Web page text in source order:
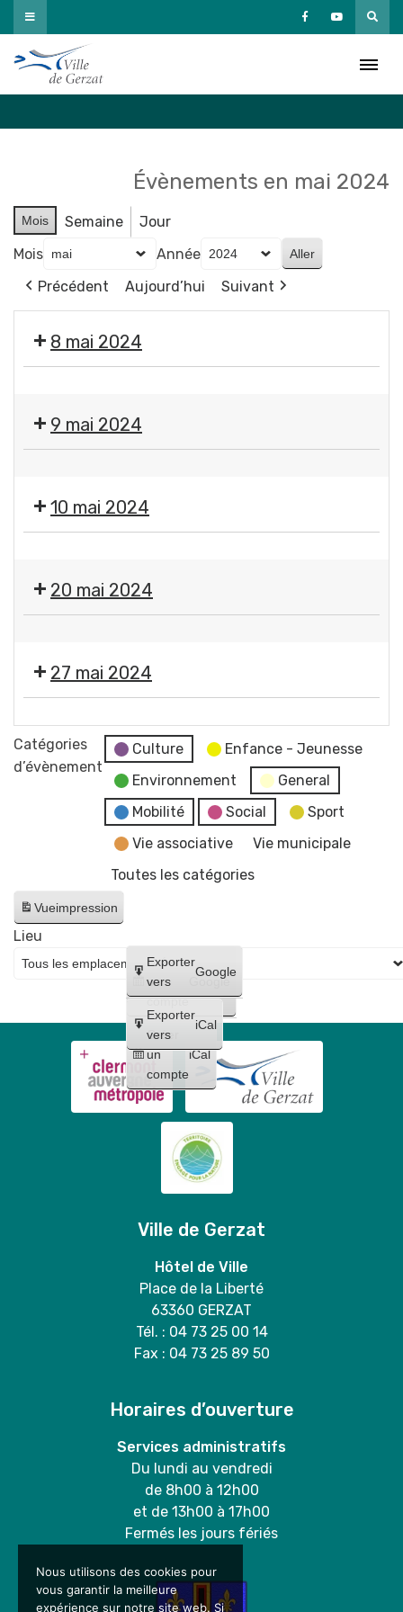
Passer
au
contenu
Évènements en mai 2024
Mois Semaine
Jour
Mois
Année
Précédent
Aujourd’hui Suivant
8 mai 2024
des
services
9 mai 2024
des
services
10 mai 2024
des
services
20 mai 2024
des
services
municipaux
27 mai 2024
France
Services
Catégories
d’évènement
Culture
Enfance - Jeunesse
Environnement
General
Mobilité
Social
Sport
Vie associative
Vie municipale
Toutes les catégories
Vueimpression
Créer
un
compte
Google
Créer
un
compte
iCal
Exporter
vers
Google
Exporter
vers
iCal
Lieu
Ville de Gerzat
Hôtel de Ville
Place de la Liberté
63360 GERZAT
Tél. : 04 73 25 00 14
Fax : 04 73 25 89 50
Horaires d’ouverture
Services administratifs
Du lundi au vendredi
de 8h00 à 12h00
et de 13h00 à 17h00
Fermés les jours fériés
Nous utilisons des cookies pour
vous garantir la meilleure
expérience sur notre site web. Si